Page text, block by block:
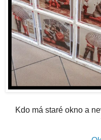
Kdo má staré okno a